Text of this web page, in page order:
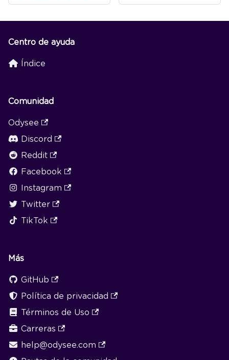
Centro de ayuda
Índice
Comunidad
Odysee
Discord
Reddit
Facebook
Instagram
Twitter
TikTok
Más
GitHub
Política de privacidad
Términos de Uso
Carreras
help@odysee.com